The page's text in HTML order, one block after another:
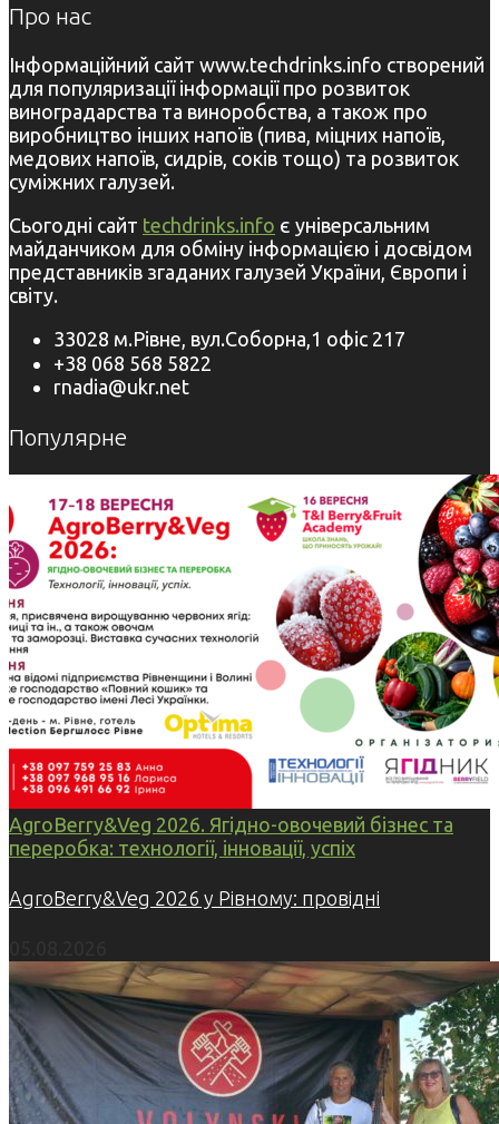
Про нас
Інформаційний сайт www.techdrinks.info створений
для популяризації інформації про розвиток
виноградарства та виноробства, а також про
виробництво інших напоїв (пива, міцних напоїв,
медових напоїв, сидрів, соків тощо) та розвиток
суміжних галузей.
Сьогодні сайт techdrinks.info є універсальним
майданчиком для обміну інформацією і досвідом
представників згаданих галузей України, Європи і
світу.
33028 м.Рівне, вул.Соборна,1 офіс 217
+38 068 568 5822
rnadia@ukr.net
Популярне
AgroBerry&Veg 2026. Ягідно-овочевий бізнес та
переробка: технології, інновації, успіх
AgroBerry&Veg 2026 у Рівному: провідні